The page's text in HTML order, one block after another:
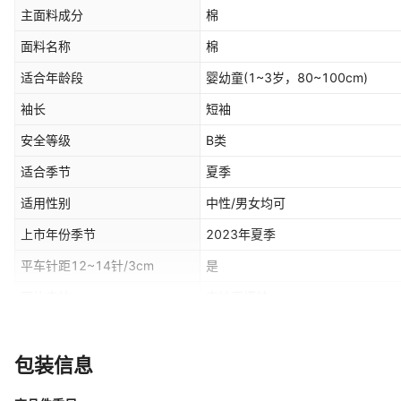
主面料成分 棉
面料名称 棉
适合年龄段 婴幼童(1~3岁，80~100cm)
袖长 短袖
安全等级 B类
适合季节 夏季
适用性别 中性/男女均可
上市年份季节 2023年夏季
平车针距12~14针/3cm 是
产地
包装信息